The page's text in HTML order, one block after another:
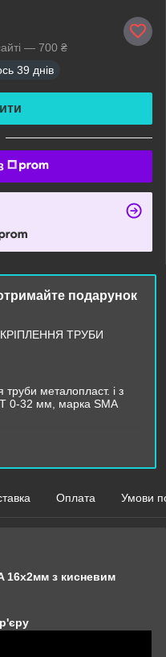
— 700 ₴
39 днів
подарунок
ТРУБИ
труби металопласт. і з
0-32 мм, марка SMA
Оплата Умови
16х2мм з кисневим